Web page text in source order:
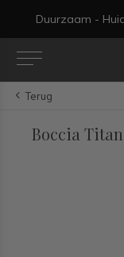
Duurzaam -
Terug
Boccia